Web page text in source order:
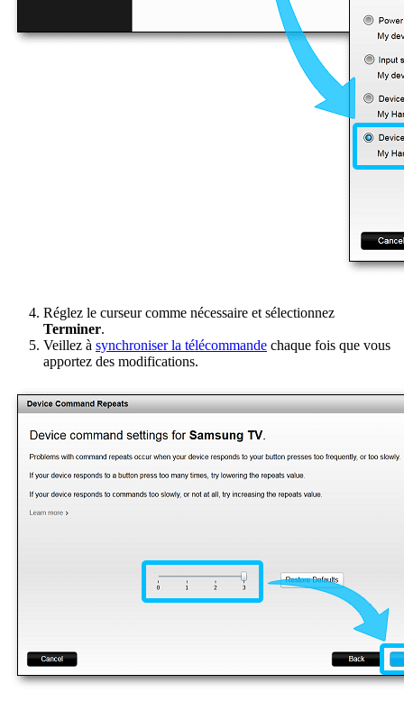
Réglez le curseur comme nécessaire et sélectionnez
Terminer.
Veillez à synchroniser la télécommande chaque fois que vous
apportez des modifications.